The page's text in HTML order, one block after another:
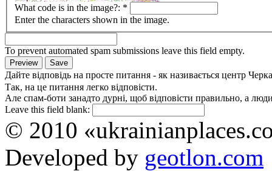
What code is in the image?: *
Enter the characters shown in the image.
To prevent automated spam submissions leave this field empty.
Дайте відповідь на просте питання - як називається центр
Так, на це питання легко відповісти.
Але спам-боти занадто дурні, щоб відповісти правильно, а
Leave this field blank:
© 2010
Developed by geotlon.com